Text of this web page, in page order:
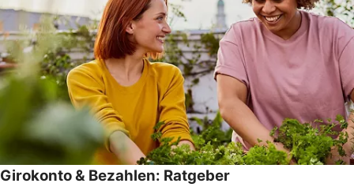
Girokonto & Bezahlen: Ratgeber